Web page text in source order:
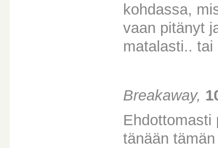
kohdassa,
vaan pitänyt
matalasti..
Breakaway,
Ehdottomasti
tänään